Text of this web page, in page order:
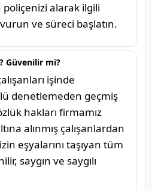
poliçenizi alarak ilgili
ve süreci başlatın.
Güvenilir mi?
işinde
denetlemeden geçmiş
hakları firmamız
alınmış çalışanlardan
eşyalarını taşıyan tüm
saygın ve saygılı